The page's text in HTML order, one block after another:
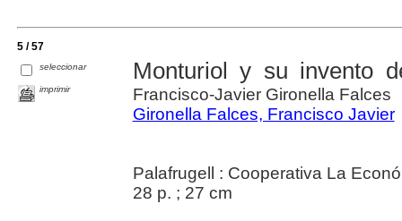
5 / 57
seleccionar
imprimir
Monturiol y su invento
Francisco-Javier Gironella Falces
Gironella Falces, Francisco Javier
Palafrugell : Cooperativa La
28 p. ; 27 cm